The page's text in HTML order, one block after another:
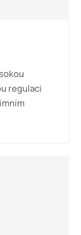
regulaci